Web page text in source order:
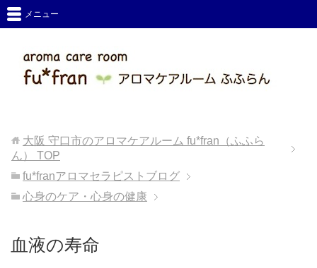
メニュー
大阪 守口市のアロマケアルーム fu*fran（ふふら
ん）
TOP
fu*franアロマセラピストブログ
心身のケア・心身の健康
血液の寿命